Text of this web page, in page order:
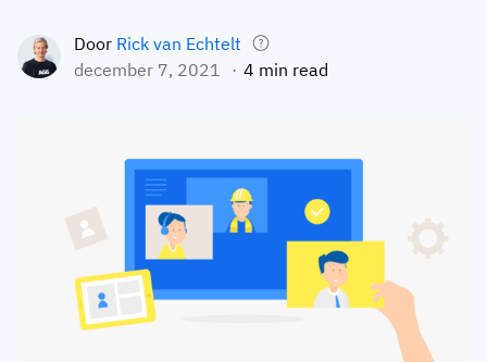
Inzetbaarheid van het personeel
Audit trails
Insights
Auditor
Syngenta
Ashland
Verpakking
Neem contact op
Door Rick van Echtelt
december 7, 2021
4 min read